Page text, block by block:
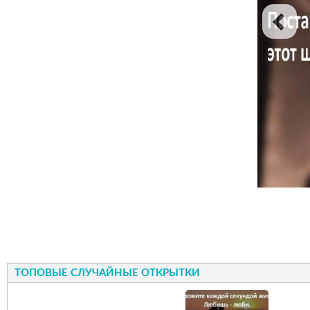
ТОПОВЫЕ СЛУЧАЙНЫЕ ОТКРЫТКИ